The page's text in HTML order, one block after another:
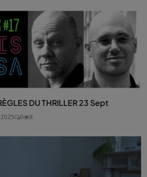
DU THRILLER 23 Sept
0 8